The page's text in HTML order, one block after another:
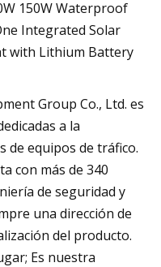
Group Co., Ltd. es
a la
de equipos de tráfico.
con más de 340
de seguridad y
una dirección de
del producto.
Es nuestra